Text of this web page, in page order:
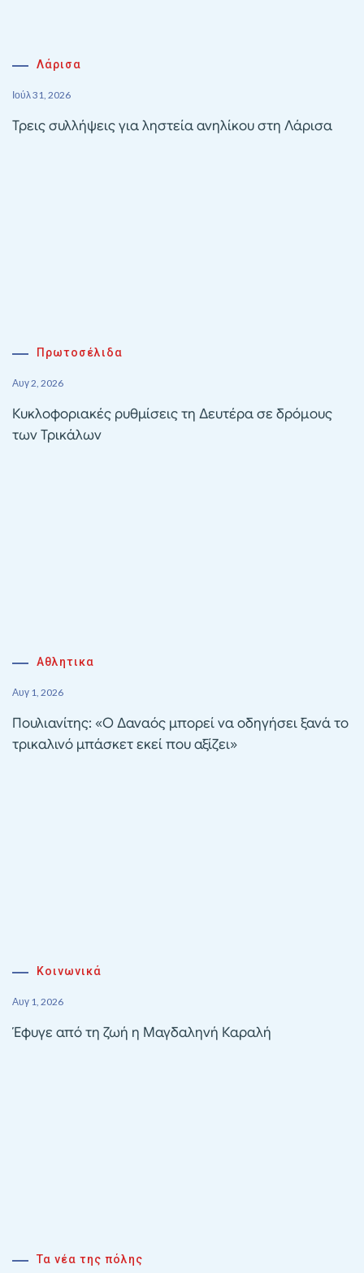
Λάρισα
Ιούλ 31, 2026
Τρεις συλλήψεις για ληστεία ανηλίκου στη Λάρισα
Πρωτοσέλιδα
Αυγ 2, 2026
Κυκλοφοριακές ρυθμίσεις τη Δευτέρα σε δρόμους
των Τρικάλων
Αθλητικα
Αυγ 1, 2026
Πουλιανίτης: «Ο Δαναός μπορεί να οδηγήσει ξανά το
τρικαλινό μπάσκετ εκεί που αξίζει»
Κοινωνικά
Αυγ 1, 2026
Έφυγε από τη ζωή η Μαγδαληνή Καραλή
Τα νέα της πόλης